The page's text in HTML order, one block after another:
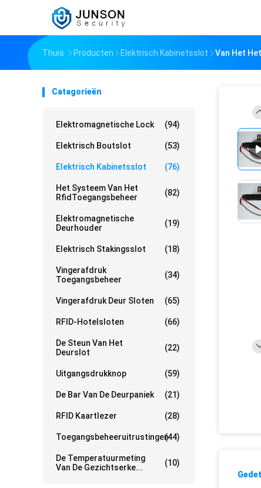
Thuis Producten Elektrisch Kabinetsslot Van Het
Catagorieën
Elektromagnetische Lock (94)
Elektrisch Boutslot (53)
Elektrisch Kabinetsslot (76)
Het Systeem Van Het
RfidToegangsbeheer
(82)
Elektromagnetische
Deurhouder
(19)
Elektrisch Stakingsslot (18)
Vingerafdruk
Toegangsbeheer
(34)
Vingerafdruk Deur Sloten (65)
RFID-Hotelsloten (66)
De Steun Van Het
Deurslot
(22)
Uitgangsdrukknop (59)
De Bar Van De Deurpaniek (21)
RFID Kaartlezer (28)
Toegangsbeheeruitrustingen(44)
De Temperatuurmeting
Van De Gezichtserke...
(10)